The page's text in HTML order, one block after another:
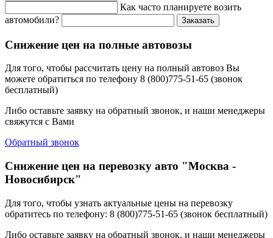
Как часто планируете возить
автомобили?
Заказать
Снижение цен на полные автовозы
Для того, чтобы рассчитать цену на полный автовоз Вы
можете обратиться по телефону 8 (800)775-51-65 (звонок
бесплатный)
Либо оставьте заявку на обратный звонок, и наши менеджеры
свяжутся с Вами
Обратный звонок
Снижение цен на перевозку авто "Москва -
Новосибирск"
Для того, чтобы узнать актуальные цены на перевозку
обратитесь по телефону: 8 (800)775-51-65 (звонок бесплатный)
Либо оставьте заявку на обратный звонок, и наши менеджеры